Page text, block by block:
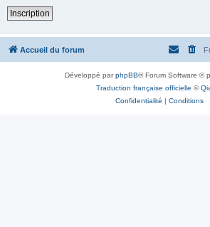
Inscription
Accueil du forum
Développé parphpBB® Forum Software ©
Traduction française officielle ©
Confidentialité | Conditions